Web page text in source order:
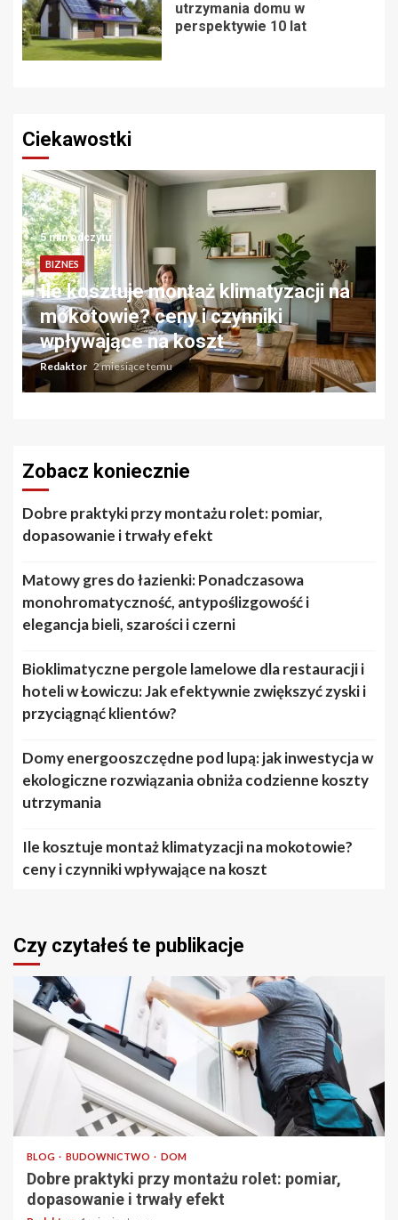
utrzymania domu w
perspektywie 10 lat
Ciekawostki
5 min odczytu
BIZNES
Ile kosztuje montaż klimatyzacji na
mokotowie? ceny i czynniki
wpływające na koszt
Redaktor 2 miesiące temu
Zobacz koniecznie
Dobre praktyki przy montażu rolet: pomiar,
dopasowanie i trwały efekt
Matowy gres do łazienki: Ponadczasowa
monohromatyczność, antypoślizgowość i
elegancja bieli, szarości i czerni
Bioklimatyczne pergole lamelowe dla restauracji i
hoteli w Łowiczu: Jak efektywnie zwiększyć zyski i
przyciągnąć klientów?
Domy energooszczędne pod lupą: jak inwestycja w
ekologiczne rozwiązania obniża codzienne koszty
utrzymania
Ile kosztuje montaż klimatyzacji na mokotowie?
ceny i czynniki wpływające na koszt
Czy czytałeś te publikacje
4 min odczytu
BLOG BUDOWNICTWO DOM
Dobre praktyki przy montażu rolet: pomiar,
dopasowanie i trwały efekt